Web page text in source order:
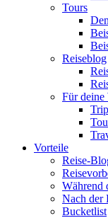
Tours
Reiseblog
Für deine
Vorteile
Reise-
Während
Nach der
Bucketlist